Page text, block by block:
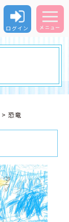
ログイン メニュー
恐竜